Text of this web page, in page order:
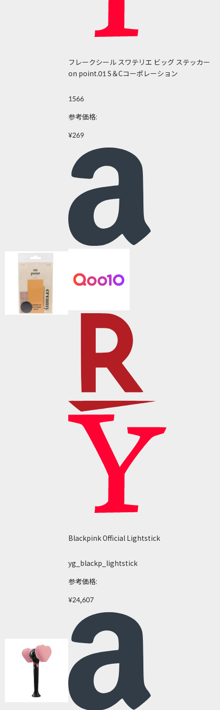
フレークシール スワテリエ ビッグ ステッカー
on point.01 S＆Cコーポレーション
1566
参考価格:
¥269
Blackpink Official Lightstick
yg_blackp_lightstick
参考価格:
¥24,607